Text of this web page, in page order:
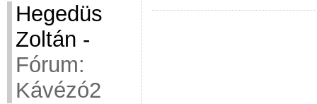
Hegedüs
Zoltán -
Fórum:
Kávézó2